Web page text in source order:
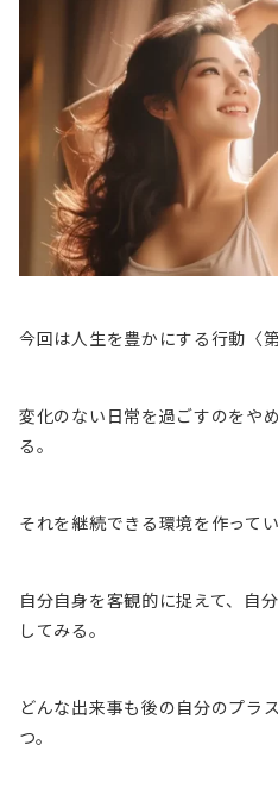
今回は人生を豊かにする行動〈
変化のない日常を過ごすのをや
る。
それを継続できる環境を作ってい
自分自身を客観的に捉えて、自
してみる。
どんな出来事も後の自分のプラ
つ。